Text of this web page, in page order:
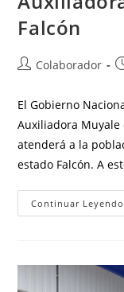
Falcón
Colaborador
El Gobierno
Auxiliadora
atenderá a la
estado Falcón. A
Continuar Leyendo